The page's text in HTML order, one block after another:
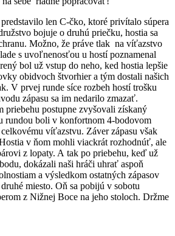
len C-čko, ktoré privítalo súpera
bojuje o druhú priečku, hostia sa
Možno, že práve tlak na víťazstvo
s uvoľnenosťou u hostí poznamenal
bol už vstup do neho, ked hostia lepšie
obidvoch štvorhier a tým dostali našich
V prvej runde síce rozbeh hostí trošku
zápasu sa im nedarilo zmazať.
priebehu postupne zvyšovali získaný
rundou boli v konfortnom 4-bodovom
víťazstvu. Záver zápasu však
v ňom mohli viackrát rozhodnúť, ale
z lopaty. A tak po priebehu, keď už
dokázali naši hráči uhrať aspoň
a výsledkom ostatných zápasov
miesto. Oň sa pobijú v sobotu
z Nižnej Boce na jeho stoloch. Držme